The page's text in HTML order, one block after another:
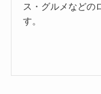
ス・グルメなどの
す。